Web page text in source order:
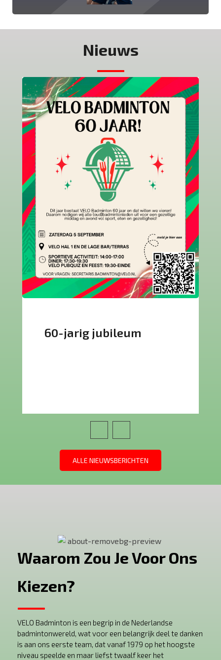
Nieuws
60-jarig jubileum
ALLE NIEUWSBERICHTEN
Waarom Zou Je Voor Ons
Kiezen?
VELO Badminton is een begrip in de Nederlandse
badmintonwereld, wat voor een belangrijk deel te danken
is aan ons eerste team, dat vanaf 1979 op het hoogste
niveau speelde en maar liefst twaalf keer het